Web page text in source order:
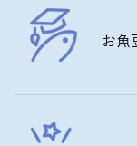
お魚